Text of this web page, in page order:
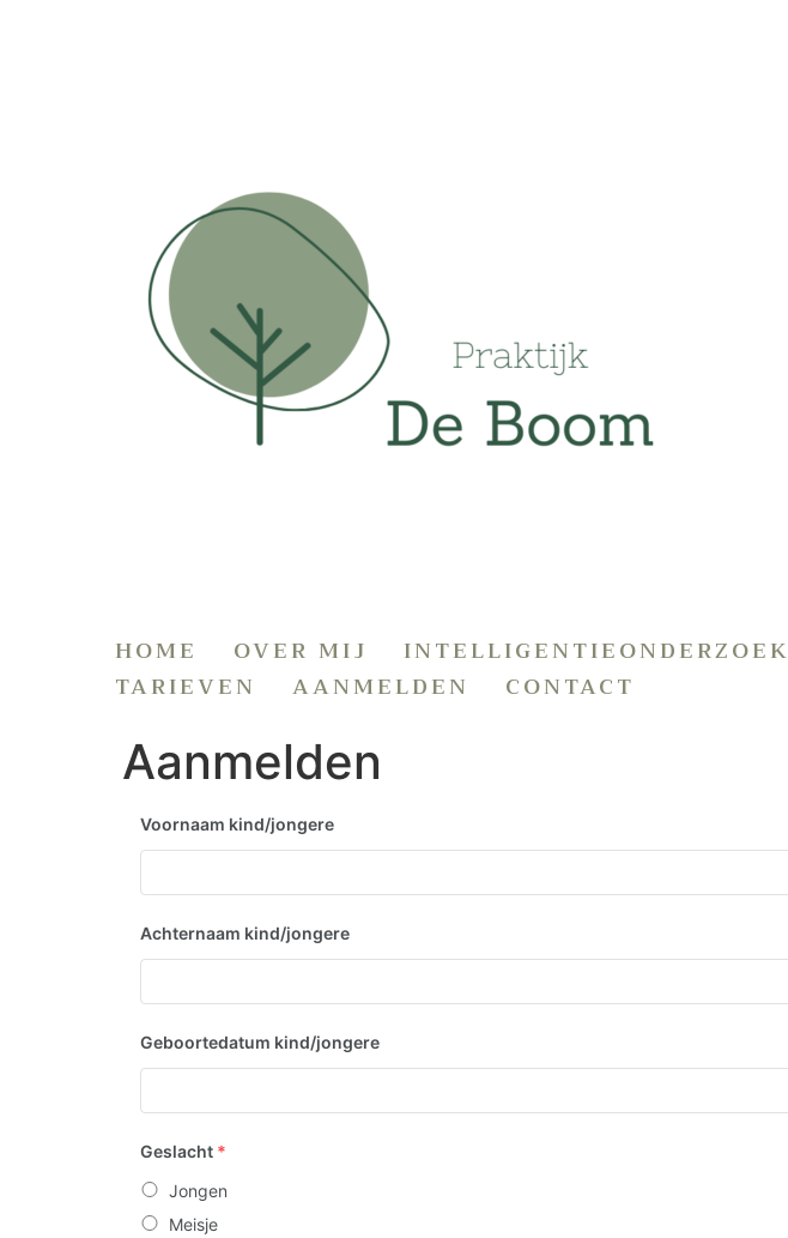
HOME OVER MIJ INTELLIGENTIEONDERZOEK
TARIEVEN
AANMELDEN CONTACT
Aanmelden
Voornaam kind/jongere
Achternaam kind/jongere
Geboortedatum kind/jongere
Geslacht *
Jongen
Meisje